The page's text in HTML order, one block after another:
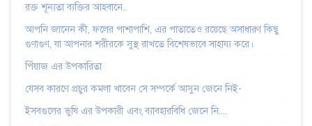
রক্ত শূন্যতা ব্যক্তির আহবানে..
আপনি জানেন কী, ফলের পাশাপাশি, এর পাতাতেও রয়েছে অসাধারণ কিছু
গুণাগুণ, যা আপনার শরীরকে সুস্থ রাখতে বিশেষভাবে সাহায্য করে।
পিঁয়াজ এর উপকারিতা
যেসব কারণে প্রচুর কমলা খাবেন সে সম্পর্কে আসুন জেনে নিই-
ইসবগুলের ভুষি এর উপকারী এবং ব্যাবহারবিধি জেনে নি....